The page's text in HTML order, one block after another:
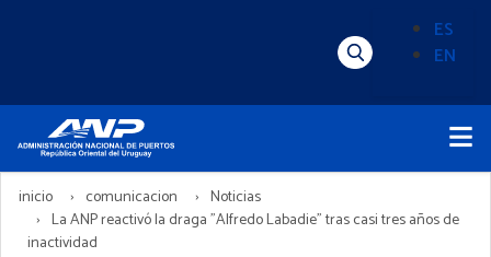
idioma
(Content)
ES
EN
Menú
Principal
inicio comunicacion
Noticias
La ANP reactivó la draga "Alfredo Labadie" tras casi tres años de
inactividad